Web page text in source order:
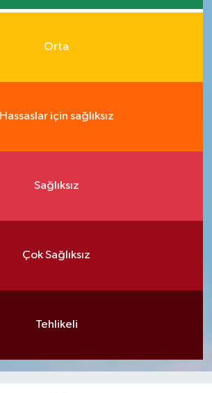
Orta
Hassaslar için sağlıksız
Sağlıksız
Çok Sağlıksız
Tehlikeli